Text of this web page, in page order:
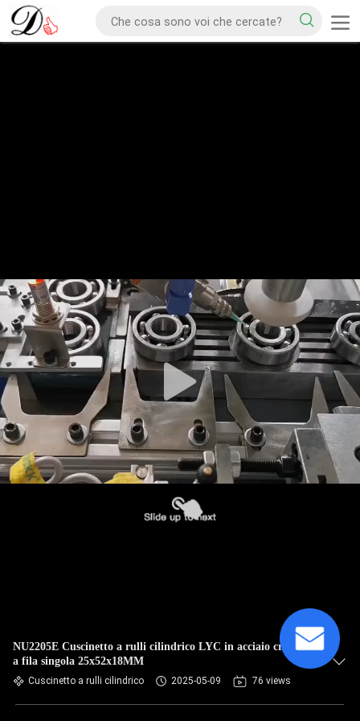
NU2205E Cuscinetto a rulli cilindrico LYC in acciaio cromato
a fila singola 25x52x18MM
Cuscinetto a rulli cilindrico 2025-05-09 76 views